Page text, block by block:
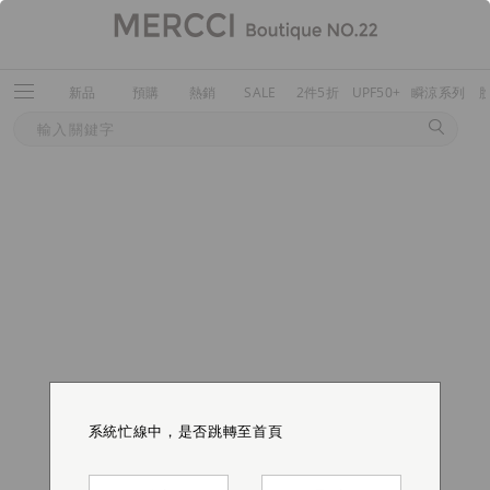
新品 預購 熱銷 SALE 2件5折 UPF50+ 瞬涼系列
系統忙線中，是否跳轉至首頁
系統忙線中，是否跳轉至首頁
系統忙線中，是否跳轉至首頁
系統忙線中，是否跳轉至首頁
系統忙線中，是否跳轉至首頁